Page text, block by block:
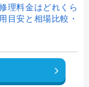
理料金はどれくら
目安と相場比較・